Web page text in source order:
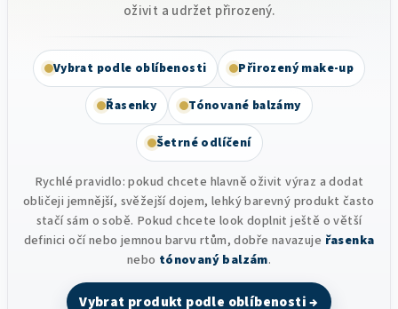
oživit a udržet přirozený.
Vybrat podle oblíbenosti Přirozený make-up
Řasenky Tónované balzámy
Šetrné odlíčení
Rychlé pravidlo: pokud chcete hlavně oživit výraz a dodat
obličeji jemnější, svěžejší dojem, lehký barevný produkt často
stačí sám o sobě. Pokud chcete look doplnit ještě o větší
definici očí nebo jemnou barvu rtům, dobře navazuje řasenka
nebo tónovaný balzám.
Vybrat produkt podle oblíbenosti →